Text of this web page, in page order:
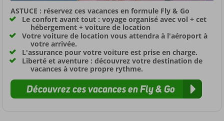
ASTUCE : réservez ces vacances en formule Fly & Go
Le confort avant tout : voyage organisé avec vol + cet
hébergement + voiture de location
Votre voiture de location vous attendra à l'aéroport à
votre arrivée.
L'assurance pour votre voiture est prise en charge.
Liberté et aventure : découvrez votre destination de
vacances à votre propre rythme.
Découvrez ces vacances en Fly & Go